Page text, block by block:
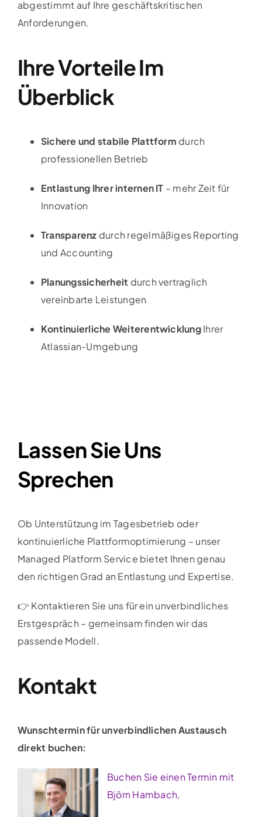
abgestimmt auf Ihre geschäftskritischen
Anforderungen.
Ihre Vorteile Im
Überblick
Sichere und stabile Plattform durch
professionellen Betrieb
Entlastung Ihrer internen IT – mehr Zeit für
Innovation
Transparenz durch regelmäßiges Reporting
und Accounting
Planungssicherheit durch vertraglich
vereinbarte Leistungen
Kontinuierliche WeiterentwicklungIhrer
Atlassian-Umgebung
Lassen Sie Uns
Sprechen
Ob Unterstützung im Tagesbetrieb oder
kontinuierliche Plattformoptimierung – unser
Managed Platform Service bietet Ihnen genau
den richtigen Grad an Entlastung und Expertise.
👉 Kontaktieren Sie uns für ein unverbindliches
Erstgespräch – gemeinsam finden wir das
passende Modell.
Kontakt
Wunschtermin für unverbindlichen Austausch
direkt buchen:
Buchen Sie einen Termin mit
Björn Hambach,